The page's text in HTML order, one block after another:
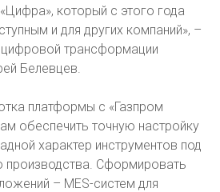
который с этого года
и для других компаний», –
трансформации
Белевцев.
платформы с «Газпром
обеспечить точную настройку
характер инструментов под
производства. Сформировать
– MES-систем для